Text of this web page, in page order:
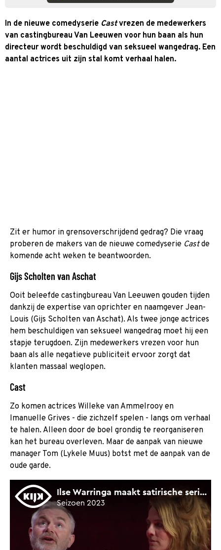
In de nieuwe comedyserie Castvrezen de medewerkers
van castingbureau Van Leeuwen voor hun baan als hun
directeur wordt beschuldigd van seksueel wangedrag. Een
aantal actrices uit zijn stal komt verhaal halen.
Zit er humor in grensoverschrijdend gedrag? Die vraag
proberen de makers van de nieuwe comedyserie Castde
komende acht weken te beantwoorden.
Gijs Scholten van Aschat
Ooit beleefde castingbureau Van Leeuwen gouden tijden
dankzij de expertise van oprichter en naamgever Jean-
Louis (Gijs Scholten van Aschat). Als twee jonge actrices
hem beschuldigen van seksueel wangedrag moet hij een
stapje terugdoen. Zijn medewerkers vrezen voor hun
baan als alle negatieve publiciteit ervoor zorgt dat
klanten massaal weglopen.
Cast
Zo komen actrices Willeke van Ammelrooy en
Imanuelle Grives - die zichzelf spelen - langs om verhaal
te halen. Alleen door de boel grondig te reorganiseren
kan het bureau overleven. Maar de aanpak van nieuwe
manager Tom (Lykele Muus) botst met de aanpak van de
oude garde.